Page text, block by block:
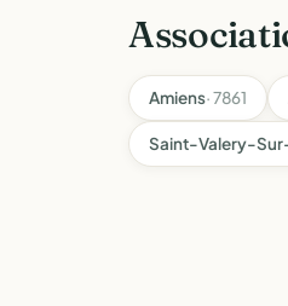
Amiens· 7861
Saint-Valery-